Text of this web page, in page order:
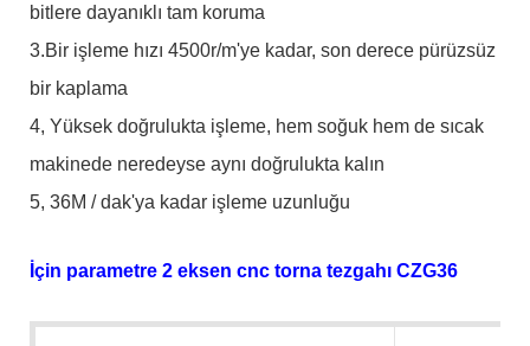
bitlere dayanıklı tam koruma
3.Bir işleme hızı 4500r/m'ye kadar, son derece pürüzsüz
bir kaplama
4, Yüksek doğrulukta işleme, hem soğuk hem de sıcak
makinede neredeyse aynı doğrulukta kalın
5, 36M / dak'ya kadar işleme uzunluğu
İçin parametre 2 eksen cnc torna tezgahı CZG36